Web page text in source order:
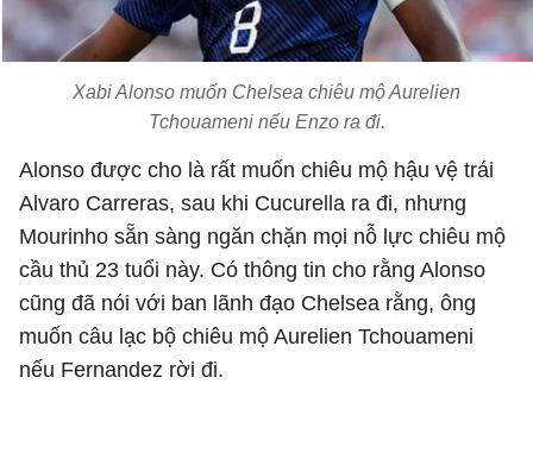
Xabi Alonso muốn Chelsea chiêu mộ Aurelien
Tchouameni nếu Enzo ra đi.
Alonso được cho là rất muốn chiêu mộ hậu vệ trái
Alvaro Carreras, sau khi Cucurella ra đi, nhưng
Mourinho sẵn sàng ngăn chặn mọi nỗ lực chiêu mộ
cầu thủ 23 tuổi này. Có thông tin cho rằng Alonso
cũng đã nói với ban lãnh đạo Chelsea rằng, ông
muốn câu lạc bộ chiêu mộ Aurelien Tchouameni
nếu Fernandez rời đi.